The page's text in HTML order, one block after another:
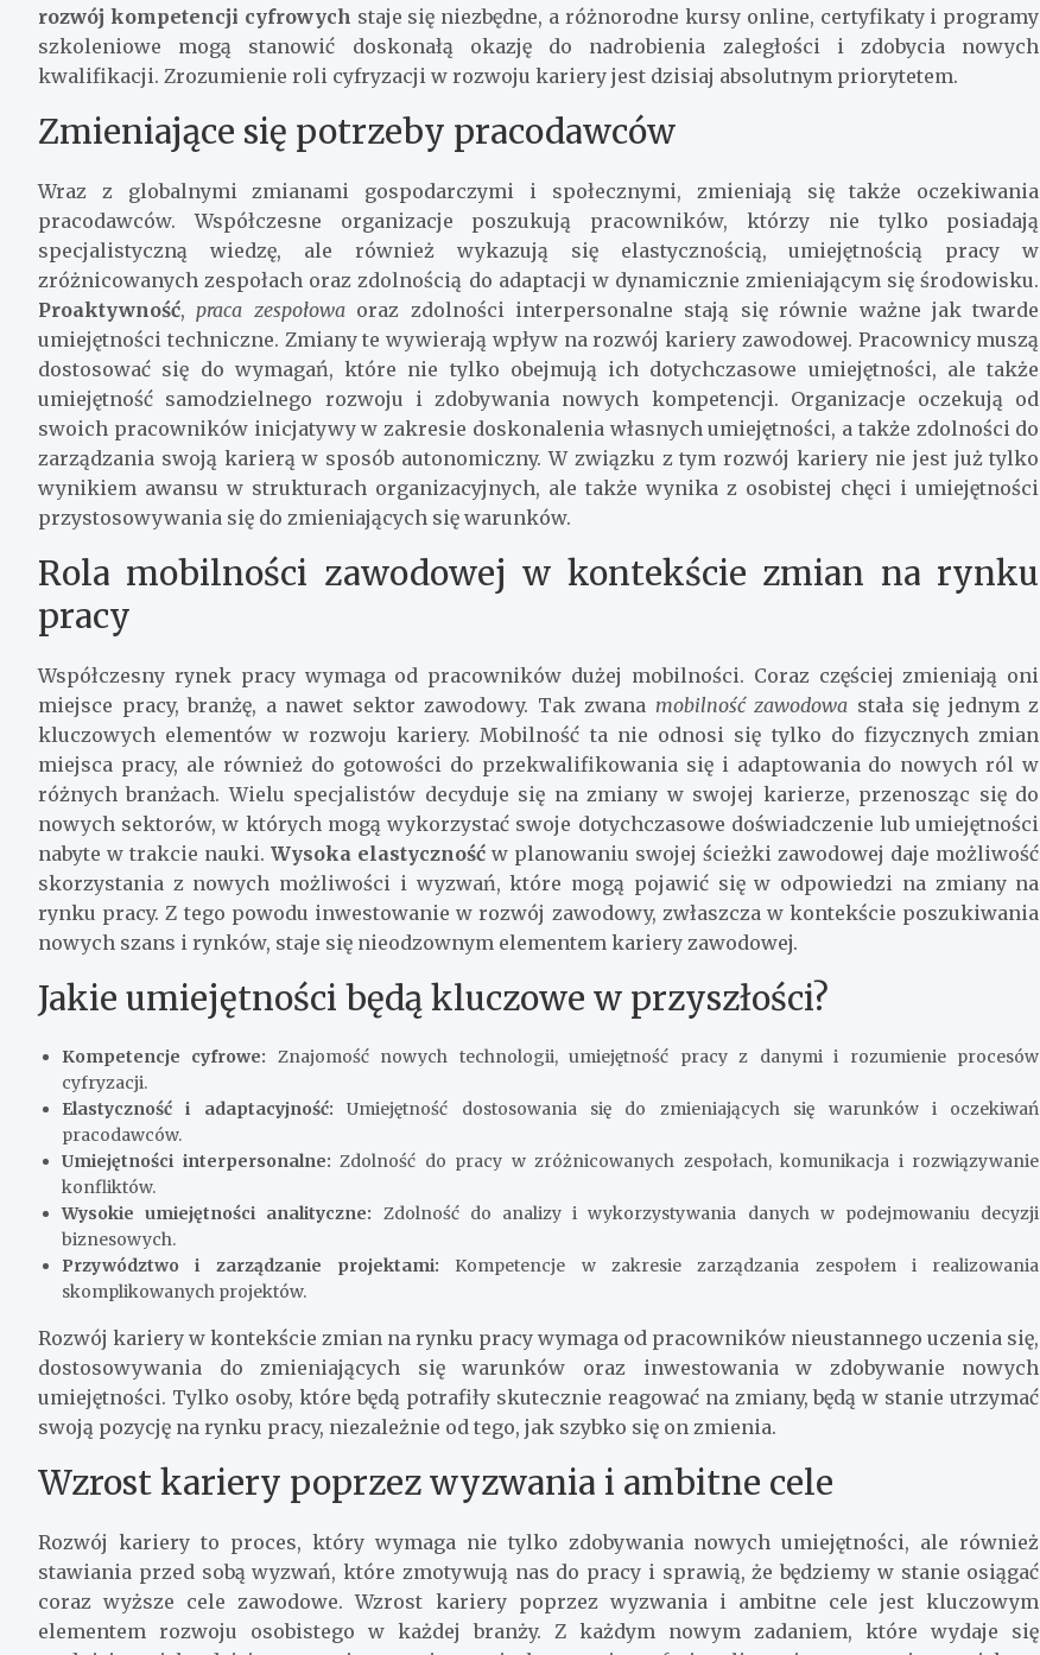
rozwój kompetencji cyfrowych staje się niezbędne, a różnorodne kursy online, certyfikaty i programy
szkoleniowe mogą stanowić doskonałą okazję do nadrobienia zaległości i zdobycia nowych
kwalifikacji. Zrozumienie roli cyfryzacji w rozwoju kariery jest dzisiaj absolutnym priorytetem.
Zmieniające się potrzeby pracodawców
Wraz z globalnymi zmianami gospodarczymi i społecznymi, zmieniają się także oczekiwania
pracodawców. Współczesne organizacje poszukują pracowników, którzy nie tylko posiadają
specjalistyczną wiedzę, ale również wykazują się elastycznością, umiejętnością pracy w
zróżnicowanych zespołach oraz zdolnością do adaptacji w dynamicznie zmieniającym się środowisku.
Proaktywność, praca zespołowaoraz zdolności interpersonalne stają się równie ważne jak twarde
umiejętności techniczne. Zmiany te wywierają wpływ na rozwój kariery zawodowej. Pracownicy muszą
dostosować się do wymagań, które nie tylko obejmują ich dotychczasowe umiejętności, ale także
umiejętność samodzielnego rozwoju i zdobywania nowych kompetencji. Organizacje oczekują od
swoich pracowników inicjatywy w zakresie doskonalenia własnych umiejętności, a także zdolności do
zarządzania swoją karierą w sposób autonomiczny. W związku z tym rozwój kariery nie jest już tylko
wynikiem awansu w strukturach organizacyjnych, ale także wynika z osobistej chęci i umiejętności
przystosowywania się do zmieniających się warunków.
Rola mobilności zawodowej w kontekście zmian na rynku
pracy
Współczesny rynek pracy wymaga od pracowników dużej mobilności. Coraz częściej zmieniają oni
miejsce pracy, branżę, a nawet sektor zawodowy. Tak zwana mobilność zawodowa stała się jednym z
kluczowych elementów w rozwoju kariery. Mobilność ta nie odnosi się tylko do fizycznych zmian
miejsca pracy, ale również do gotowości do przekwalifikowania się i adaptowania do nowych ról w
różnych branżach. Wielu specjalistów decyduje się na zmiany w swojej karierze, przenosząc się do
nowych sektorów, w których mogą wykorzystać swoje dotychczasowe doświadczenie lub umiejętności
nabyte w trakcie nauki.Wysoka elastyczność w planowaniu swojej ścieżki zawodowej daje możliwość
skorzystania z nowych możliwości i wyzwań, które mogą pojawić się w odpowiedzi na zmiany na
rynku pracy. Z tego powodu inwestowanie w rozwój zawodowy, zwłaszcza w kontekście poszukiwania
nowych szans i rynków, staje się nieodzownym elementem kariery zawodowej.
Jakie umiejętności będą kluczowe w przyszłości?
Kompetencje cyfrowe: Znajomość nowych technologii, umiejętność pracy z danymi i rozumienie procesów
cyfryzacji.
Elastyczność i adaptacyjność: Umiejętność dostosowania się do zmieniających się warunków i oczekiwań
pracodawców.
Umiejętności interpersonalne: Zdolność do pracy w zróżnicowanych zespołach, komunikacja i rozwiązywanie
konfliktów.
Wysokie umiejętności analityczne: Zdolność do analizy i wykorzystywania danych w podejmowaniu decyzji
biznesowych.
Przywództwo i zarządzanie projektami: Kompetencje w zakresie zarządzania zespołem i realizowania
skomplikowanych projektów.
Rozwój kariery w kontekście zmian na rynku pracy wymaga od pracowników nieustannego uczenia się,
dostosowywania do zmieniających się warunków oraz inwestowania w zdobywanie nowych
umiejętności. Tylko osoby, które będą potrafiły skutecznie reagować na zmiany, będą w stanie utrzymać
swoją pozycję na rynku pracy, niezależnie od tego, jak szybko się on zmienia.
Wzrost kariery poprzez wyzwania i ambitne cele
Rozwój kariery to proces, który wymaga nie tylko zdobywania nowych umiejętności, ale również
stawiania przed sobą wyzwań, które zmotywują nas do pracy i sprawią, że będziemy w stanie osiągać
coraz wyższe cele zawodowe. Wzrost kariery poprzez wyzwania i ambitne cele jest kluczowym
elementem rozwoju osobistego w każdej branży. Z każdym nowym zadaniem, które wydaje się